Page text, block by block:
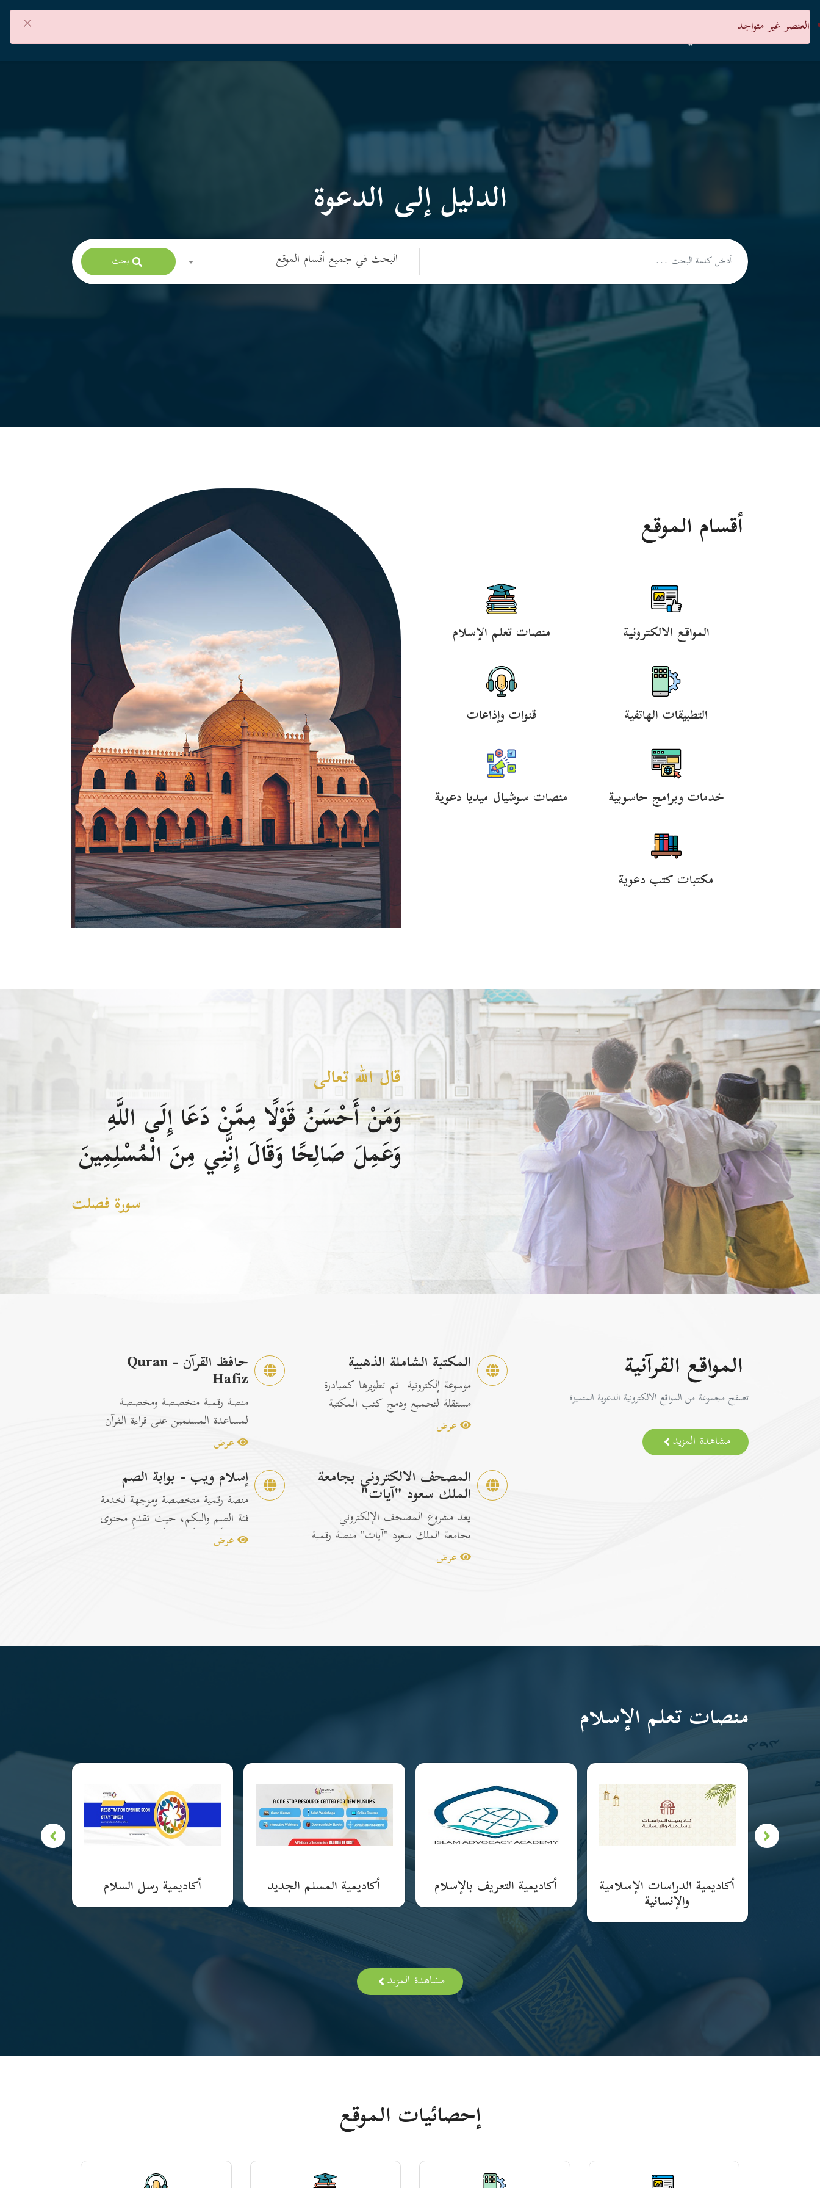
العنصر غير متواجد ×
الدليل إلى الدعوة
البحث في جميع أقسام الموقع بحث
أقسام الموقع
المواقع الالكترونية منصات تعلم الإسلام
التطبيقات الهاتفية قنوات وإذاعات
خدمات وبرامج حاسوبية منصات سوشيال ميديا دعوية
مكتبات كتب دعوية
قال الله تعالى
وَمَنْ أَحْسَنُ قَوْلًا مِمَّنْ دَعَا إِلَى اللَّهِ
وَعَمِلَ صَالِحًا وَقَالَ إِنَّنِي مِنَ الْمُسْلِمِينَ
سورة فصلت
المواقع القرآنية
تصفح مجموعة من المواقع الالكترونية الدعوية المتميزة
مشاهدة المزيد
المكتبة الشاملة الذهبية
موسوعة إلكترونية تم تطويرها كمبادرة
مستقلة لتجميع ودمج كتب المكتبة
الشاملة الرسمية مع إصدارات...
عرض
حافظ القرآن - Quran
Hafiz
منصة رقمية متخصصة ومخصصة
لمساعدة المسلمين على قراءة القرآن
الكريم وتسهيل عمليات الحفظ
عرض
المصحف الالكتروني بجامعة
الملك سعود "آيات"
يعد مشروع المصحف الإلكتروني
بجامعة الملك سعود "آيات" منصة رقمية
متكاملة ومخصصة لتصفح وقراءة القرآن
عرض
إسلام ويب - بوابة الصم
منصة رقمية متخصصة وموجهة لخدمة
فئة الصم والبكم، حيث تقدم محتوى
إسلامياً وتوعوياً تفاعلياً مترجماً با...
عرض
منصات تعلم الإسلام
أكاديمية الدراسات الإسلامية
والإنسانية
أكاديمية التعريف بالإسلام أكاديمية المسلم الجديد أكاديمية رسل السلام
مشاهدة المزيد
إحصائيات الموقع